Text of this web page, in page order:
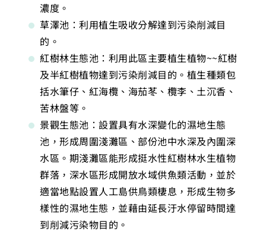
濃度。
草澤池：利用植生吸收分解達到污染削減目
的。
紅樹林生態池：利用此區主要植生植物~~紅樹
及半紅樹植物達到污染削減目的。植生種類包
括水筆仔、紅海欖、海茄苳、欖李、土沉香、
苦林盤等。
景觀生態池：設置具有水深變化的濕地生態
池，形成周圍淺灘區、部份池中水深及內圍深
水區。期淺灘區能形成挺水性紅樹林水生植物
群落，深水區形成開放水域供魚類活動，並於
適當地點設置人工島供鳥類棲息，形成生物多
樣性的濕地生態，並藉由延長汙水停留時間達
到削減污染物目的。